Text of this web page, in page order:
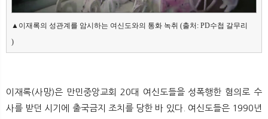
▲이재록의 성관계를 암시하는 여신도와의 통화 녹취 (출처: PD수첩 갈무리
)
이재록(사망)은 만민중앙교회 20대 여신도들을 성폭행한 혐의로 수
사를 받던 시기에 출국금지 조치를 당한 바 있다. 여신도들은 1990년